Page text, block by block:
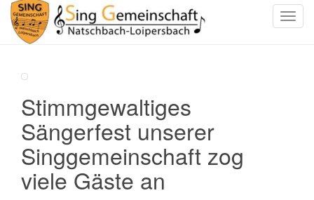
S
Stimmgewaltiges
Sängerfest unserer
Singgemeinschaft zog
viele Gäste an